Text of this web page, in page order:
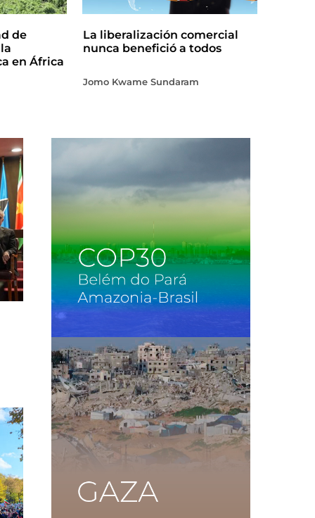
de
en África
La liberalización comercial
nunca benefició a todos
Jomo Kwame Sundaram